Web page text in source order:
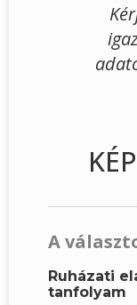
A
Ruházati
tanfolyam